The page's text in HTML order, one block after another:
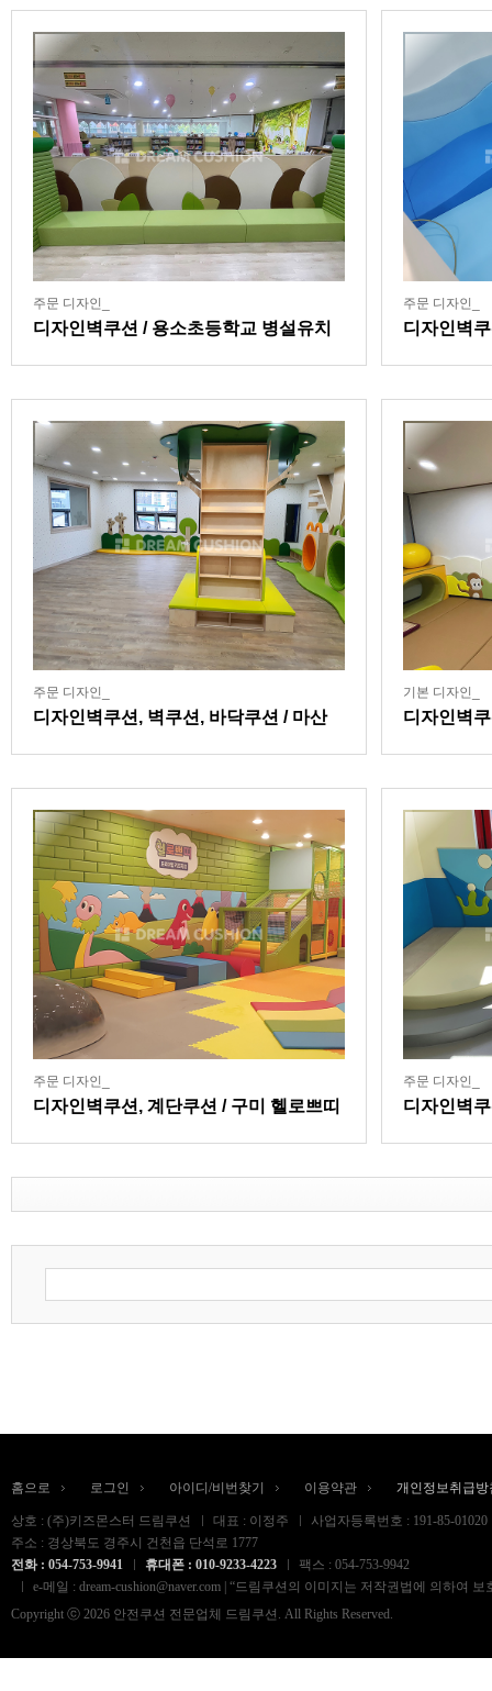
주문 디자인_
디자인벽쿠션 / 용소초등학교 병설유치
주문 디자인_
디자인벽
주문 디자인_
디자인벽쿠션, 벽쿠션, 바닥쿠션 / 마산
기본 디자인_
디자인벽
주문 디자인_
디자인벽쿠션, 계단쿠션 / 구미 헬로쁘띠
주문 디자인_
디자인벽
홈으로 로그인 아이디/비번찾기 이용약관 개인정보취급방
상호 : (주)키즈몬스터 드림쿠션 대표 : 이정주
사업자등록번호 : 191-85-01020
주소 : 경상북도 경주시 건천읍 단석로 1777
전화 : 054-753-9941
휴대폰 : 010-9233-4223
팩스 : 054-753-9942
e-메일 : dream-cushion@naver.com | “드림쿠션의 이미지는 저작권법에 의하
Copyright ⓒ 2026 안전쿠션 전문업체 드림쿠션. All Rights Reserved.